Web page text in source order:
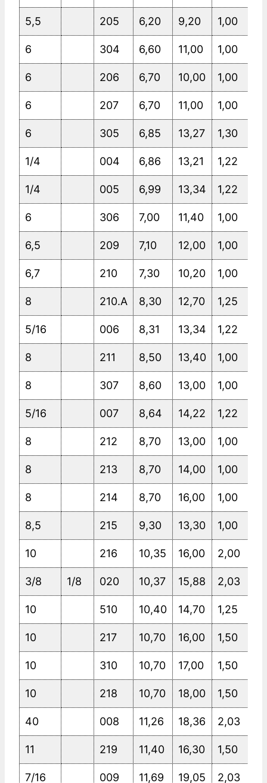
5,5 205 6,20 9,20 1,00
6 304 6,60 11,00 1,00
6 206 6,70 10,00 1,00
6 207 6,70 11,00 1,00
6 305 6,85 13,27 1,30
1/4 004 6,86 13,21 1,22
1/4 005 6,99 13,34 1,22
6 306 7,00 11,40 1,00
6,5 209 7,10 12,00 1,00
6,7 210 7,30 10,20 1,00
8 210.A 8,30 12,70 1,25
5/16 006 8,31 13,34 1,22
8 211 8,50 13,40 1,00
8 307 8,60 13,00 1,00
5/16 007 8,64 14,22 1,22
8 212 8,70 13,00 1,00
8 213 8,70 14,00 1,00
8 214 8,70 16,00 1,00
8,5 215 9,30 13,30 1,00
10 216 10,35 16,00 2,00
3/8 1/8 020 10,37 15,88 2,03
10 510 10,40 14,70 1,25
10 217 10,70 16,00 1,50
10 310 10,70 17,00 1,50
10 218 10,70 18,00 1,50
40 008 11,26 18,36 2,03
11 219 11,40 16,30 1,50
7/16 009 11,69 19,05 2,03